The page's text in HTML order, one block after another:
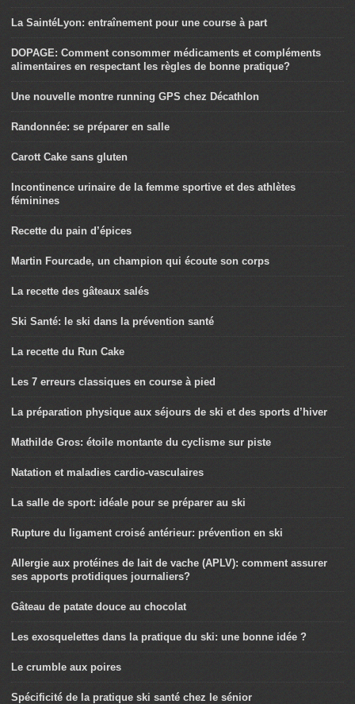
La SaintéLyon: entraînement pour une course à part
DOPAGE: Comment consommer médicaments et compléments
alimentaires en respectant les règles de bonne pratique?
Une nouvelle montre running GPS chez Décathlon
Randonnée: se préparer en salle
Carott Cake sans gluten
Incontinence urinaire de la femme sportive et des athlètes
féminines
Recette du pain d’épices
Martin Fourcade, un champion qui écoute son corps
La recette des gâteaux salés
Ski Santé: le ski dans la prévention santé
La recette du Run Cake
Les 7 erreurs classiques en course à pied
La préparation physique aux séjours de ski et des sports d’hiver
Mathilde Gros: étoile montante du cyclisme sur piste
Natation et maladies cardio-vasculaires
La salle de sport: idéale pour se préparer au ski
Rupture du ligament croisé antérieur: prévention en ski
Allergie aux protéines de lait de vache (APLV): comment assurer
ses apports protidiques journaliers?
Gâteau de patate douce au chocolat
Les exosquelettes dans la pratique du ski: une bonne idée ?
Le crumble aux poires
Spécificité de la pratique ski santé chez le sénior